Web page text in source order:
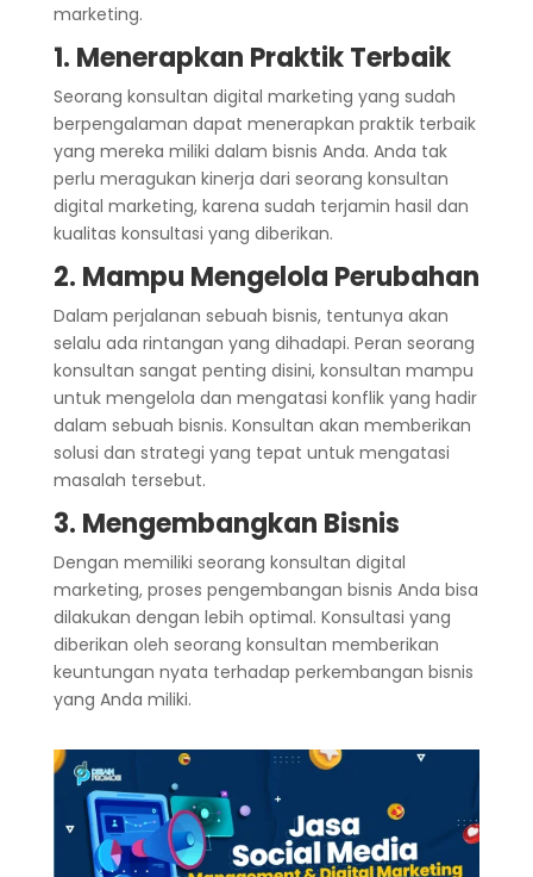
marketing.
1. Menerapkan Praktik Terbaik
Seorang konsultan digital marketing yang sudah
berpengalaman dapat menerapkan praktik terbaik
yang mereka miliki dalam bisnis Anda. Anda tak
perlu meragukan kinerja dari seorang konsultan
digital marketing, karena sudah terjamin hasil dan
kualitas konsultasi yang diberikan.
2. Mampu Mengelola Perubahan
Dalam perjalanan sebuah bisnis, tentunya akan
selalu ada rintangan yang dihadapi. Peran seorang
konsultan sangat penting disini, konsultan mampu
untuk mengelola dan mengatasi konflik yang hadir
dalam sebuah bisnis. Konsultan akan memberikan
solusi dan strategi yang tepat untuk mengatasi
masalah tersebut.
3. Mengembangkan Bisnis
Dengan memiliki seorang konsultan digital
marketing, proses pengembangan bisnis Anda bisa
dilakukan dengan lebih optimal. Konsultasi yang
diberikan oleh seorang konsultan memberikan
keuntungan nyata terhadap perkembangan bisnis
yang Anda miliki.